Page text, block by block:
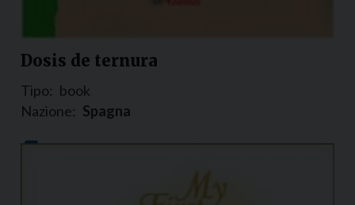
Dosis de ternura
Tipo: book
Nazione: Spagna